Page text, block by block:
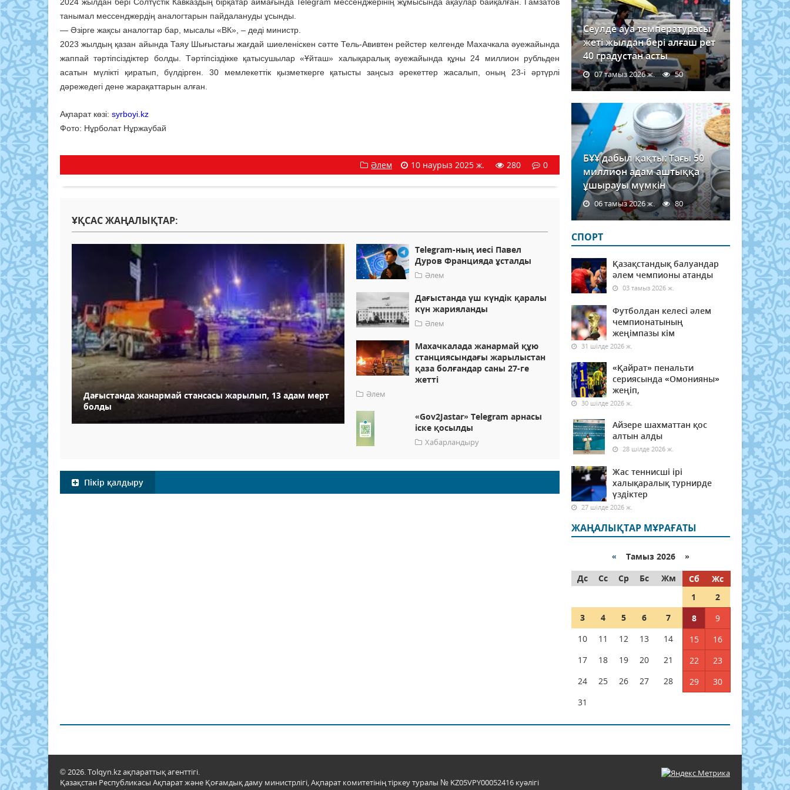
танымал мессенджердің аналогтарын пайдалануды ұсынды.
— Әзірге жақсы аналогтар бар, мысалы «ВК», – деді министр.
2023 жылдың қазан айында Таяу Шығыстағы жағдай шиеленіскен сәтте Тель-Авивтен рейстер келгенде Махачкала әуежайында
жаппай тәртіпсіздіктер болды. Тәртіпсіздікке қатысушылар «Ұйташ» халықаралық әуежайында құны 24 миллион рубльден
асатын мүлікті қиратып, бүлдірген. 30 мемлекеттік қызметкерге қатысты заңсыз әрекеттер жасалып, оның 23-і әртүрлі
дәрежедегі дене жарақаттарын алған.
Ақпарат көзі: syrboyi.kz
Фото: Нұрболат Нұржаубай
Әлем 10 наурыз 2025 ж. 280 0
ҰҚСАС ЖАҢАЛЫҚТАР:
Дағыстанда жанармай стансасы жарылып, 13 адам мерт
болды
Telegram-ның иесі Павел
Дуров Францияда ұсталды
Әлем
Дағыстанда үш күндік қаралы
күн жарияланды
Әлем
Махачкалада жанармай құю
станциясындағы жарылыстан
қаза болғандар саны 27-ге
жетті
Әлем
«Gov2Jastar» Telegram арнасы
іске қосылды
Хабарландыру
Пікір қалдыру
Сеулде ауа температурасы
жеті жылдан бері алғаш рет
40 градустан асты
07 тамыз 2026 ж. 50
БҰҰ дабыл қақты: Тағы 50
миллион адам аштыққа
ұшырауы мүмкін
06 тамыз 2026 ж. 80
СПОРТ
Қазақстандық балуандар
әлем чемпионы атанды
03 тамыз 2026 ж.
Футболдан келесі әлем
чемпионатының
жеңімпазы кім
31 шілде 2026 ж.
«Қайрат» пенальти
сериясында «Омонияны»
жеңіп,
30 шілде 2026 ж.
Айзере шахматтан қос
алтын алды
28 шілде 2026 ж.
Жас теннисші ірі
халықаралық турнирде
үздіктер
27 шілде 2026 ж.
ЖАҢАЛЫҚТАР МҰРАҒАТЫ
« Тамыз 2026 »
Дс
Сс Ср Бс Жм Сб
Жс
1
2
3
4 5 6 7 8
9
10
11 12 13 14 15
16
17
18 19 20 21 22
23
24
25 26 27 28 29
30
31
© 2026. Tolqyn.kz ақпараттық агенттігі.
Қазақстан Республикасы Ақпарат және Қоғамдық даму министрлігі, Ақпарат комитетінің тіркеу туралы № KZ05VPY00052416 куәлігі